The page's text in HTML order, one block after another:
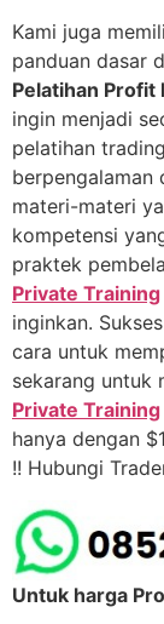
Kami juga
panduan dasar
Pelatihan Profit
ingin menjadi
pelatihan
berpengalaman
materi-materi
kompetensi
praktek
Private Training
inginkan.
cara untuk
sekarang untuk
Private Training
hanya dengan
!! Hubungi
Untuk harga